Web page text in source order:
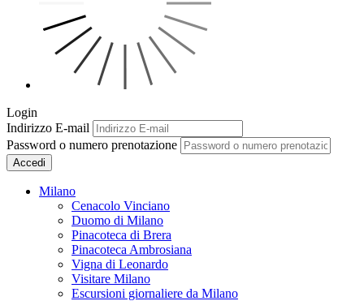
Login
Indirizzo E-mail
Password o numero prenotazione
Accedi
Milano
Cenacolo Vinciano
Duomo di Milano
Pinacoteca di Brera
Pinacoteca Ambrosiana
Vigna di Leonardo
Visitare Milano
Escursioni giornaliere da Milano